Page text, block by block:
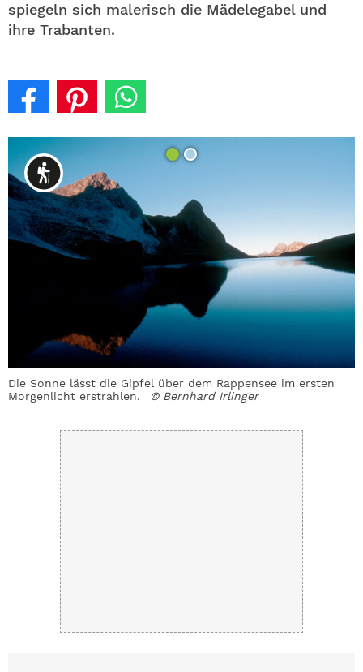
spiegeln sich malerisch die Mädelegabel und
ihre Trabanten.
Die Sonne lässt die Gipfel über dem Rappensee im ersten
Morgenlicht erstrahlen.
© Bernhard Irlinger